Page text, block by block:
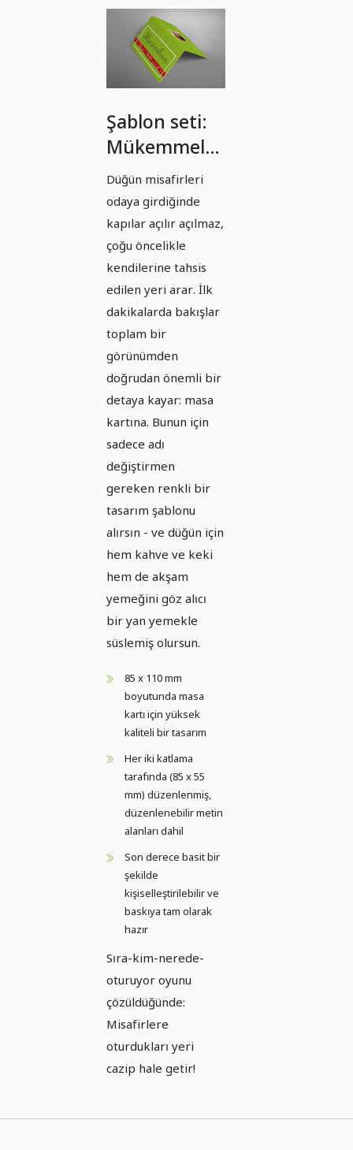
Şablon seti:
Mükemmel
Düğün Masa
Kartı -
Versiyon 13
Düğün misafirleri
odaya girdiğinde
kapılar açılır açılmaz,
çoğu öncelikle
kendilerine tahsis
edilen yeri arar. İlk
dakikalarda bakışlar
toplam bir
görünümden
doğrudan önemli bir
detaya kayar: masa
kartına. Bunun için
sadece adı
değiştirmen
gereken renkli bir
tasarım şablonu
alırsın - ve düğün için
hem kahve ve keki
hem de akşam
yemeğini göz alıcı
bir yan yemekle
süslemiş olursun.
85 x 110 mm
boyutunda masa
kartı için yüksek
kaliteli bir tasarım
Her iki katlama
tarafında (85 x 55
mm) düzenlenmiş,
düzenlenebilir metin
alanları dahil
Son derece basit bir
şekilde
kişiselleştirilebilir ve
baskıya tam olarak
hazır
Sıra-kim-nerede-
oturuyor oyunu
çözüldüğünde:
Misafirlere
oturdukları yeri
cazip hale getir!